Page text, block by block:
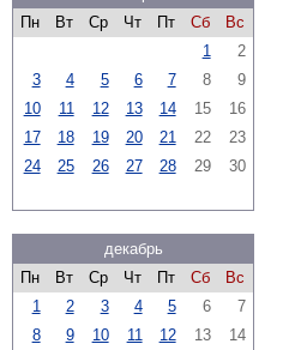
Пн
Вт Ср Чт Пт Сб
Вс
1
2
3
4 5 6 7 8
9
10
11 12 13 14 15
16
17
18 19 20 21 22
23
24
25 26 27 28 29 30
декабрь
Пн
Вт Ср Чт Пт Сб
Вс
1
2 3 4 5 6
7
8
9 10 11 12 13
14